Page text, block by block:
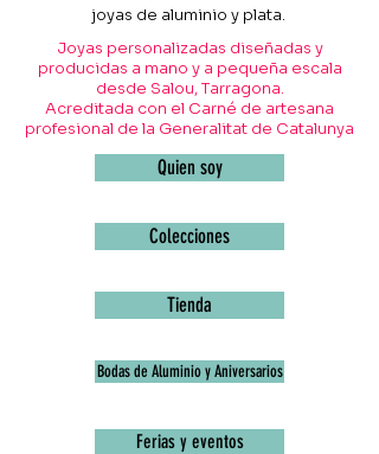
Joyas personalizadas diseñadas y
producidas a mano y a pequeña escala
desde Salou, Tarragona.
Acreditada con el Carné de artesana
profesional de la Generalitat de Catalunya
Quien soy
Colecciones
joyas de aluminio y plata.
Tienda
Bodas de Aluminio y Aniversarios
Ferias y eventos